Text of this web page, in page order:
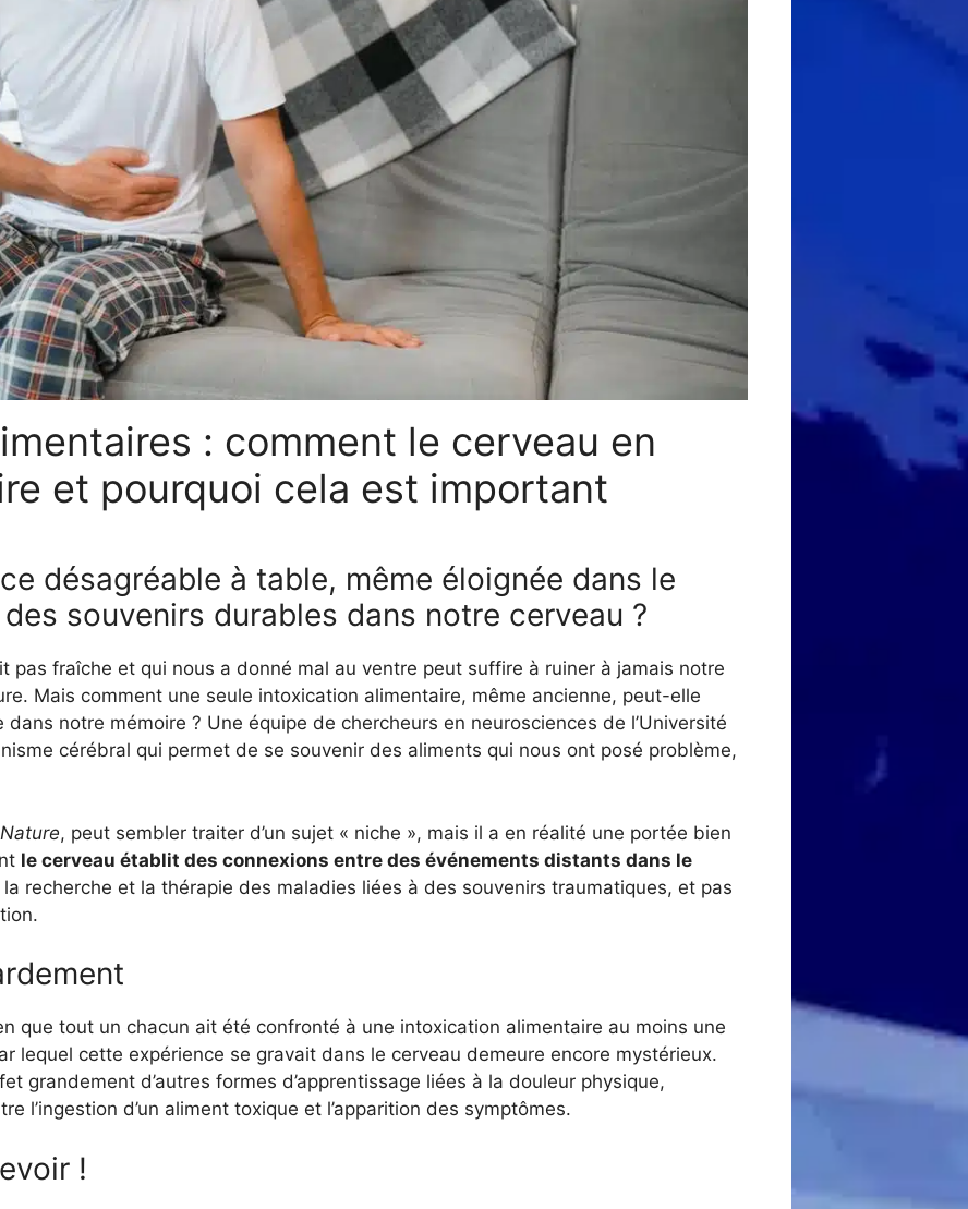
: comment le cerveau en
et pourquoi cela est important
désagréable à table, même éloignée dans le
souvenirs durables dans notre cerveau ?
pas fraîche et qui nous a donné mal au ventre peut suffire à ruiner à jamais notre
Mais comment une seule intoxication alimentaire, même ancienne, peut-elle
notre mémoire ? Une équipe de chercheurs en neurosciences de l’Université
cérébral qui permet de se souvenir des aliments qui nous ont posé problème,
Nature, peut sembler traiter d’un sujet « niche », mais il a en réalité une portée bien
le cerveau établit des connexions entre des événements distants dans le
recherche et la thérapie des maladies liées à des souvenirs traumatiques, et pas
que tout un chacun ait été confronté à une intoxication alimentaire au moins une
lequel cette expérience se gravait dans le cerveau demeure encore mystérieux.
grandement d’autres formes d’apprentissage liées à la douleur physique,
l’ingestion d’un aliment toxique et l’apparition des symptômes.
!